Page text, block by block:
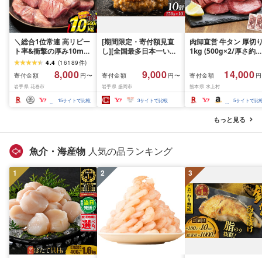
＼総合1位常連 高リピー
ト率&衝撃の厚み10mm
厚切り牛タン 塩味/ ≪ス
ピード発送!!10営業日以
内発送≫ 選べる内容量
500g / 1kg 定期便 毎月
届く 牛肉 肉 BBQ ふるさ
と 人気 ランキング 岩手
4.4 (16189件)
寄付金額
8,000 円〜
岩手県 花巻市
15サイトで比較
[期間限定・寄付額見直
し][全国最多日本一いわ
1.5kg(150g×10個) いわ
て牛 × 岩中豚 ハンバー
グ 合挽き 合い挽き 黒毛
和牛 人気 冷凍 個包装 小
分け 冷凍 牛肉 豚肉 和牛
お弁当 hannba-gu ラン
手県 盛岡市 東北 岩手 盛
寄付金額 9,000 円〜
岩手県 盛岡市
3サイトで比較
肉卸直営 牛タン 厚切
1kg (500g×2/厚さ約
牛肉 焼肉 冷凍 スライ
業務用 バーベキュー
BBQ おつまみ ギフト
祝い お中元 夏ギフト
寄付金額 14,000
熊本県 水上村
5サイトで比
もっと見る
魚介・海産物 人気の品ランキング
1 2 3